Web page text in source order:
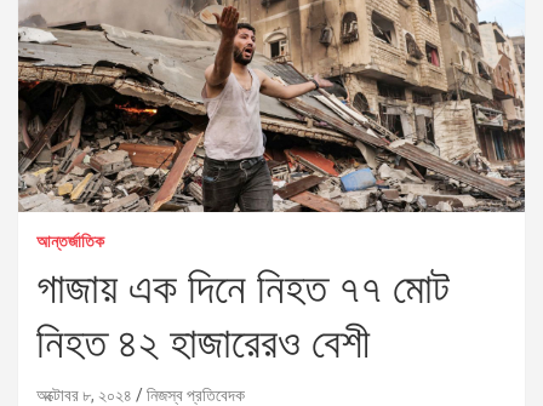
আন্তর্জাতিক
গাজায় এক দিনে নিহত ৭৭ মোট
নিহত ৪২ হাজারেরও বেশী
অক্টোবর ৮, ২০২৪ নিজস্ব প্রতিবেদক